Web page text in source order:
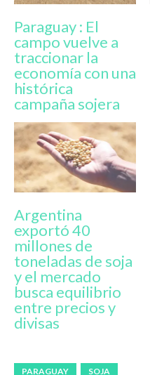
Paraguay : El
campo vuelve a
traccionar la
economía con una
histórica
campaña sojera
Argentina
exportó 40
millones de
toneladas de soja
y el mercado
busca equilibrio
entre precios y
divisas
PARAGUAY SOJA